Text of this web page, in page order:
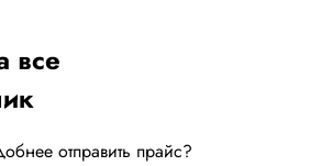
все
отправить прайс?